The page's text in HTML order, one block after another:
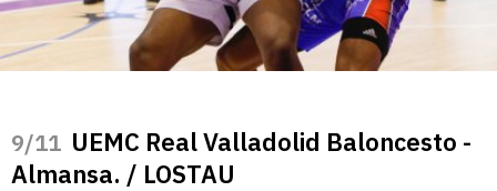
/11 UEMC Real Valladolid Baloncesto -
Almansa. / LOSTAU